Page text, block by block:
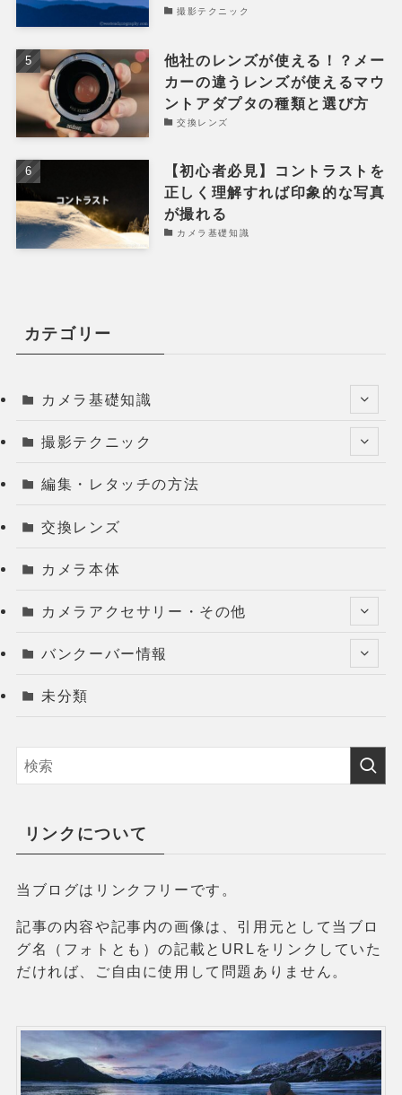
撮影テクニック
他社のレンズが使える！？メー
カーの違うレンズが使えるマウ
ントアダプタの種類と選び方
交換レンズ
【初心者必見】コントラストを
正しく理解すれば印象的な写真
が撮れる
カメラ基礎知識
カテゴリー
カメラ基礎知識
撮影テクニック
編集・レタッチの方法
交換レンズ
カメラ本体
カメラアクセサリー・その他
バンクーバー情報
未分類
リンクについて
当ブログはリンクフリーです。
記事の内容や記事内の画像は、引用元として当ブロ
グ名（フォトとも）の記載とURLをリンクしていた
だければ、ご自由に使用して問題ありません。